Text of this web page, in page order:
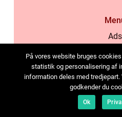
Ads
På vores website bruges
statistik og personalisering af
information deles med
godkender du
Ok